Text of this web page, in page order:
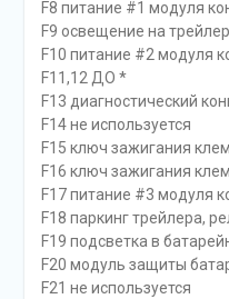
F8 питание #1 модуля
F9 освещение на
F10 питание #2 модуля
F11,12 ДО *
F13 диагностический
F14 не используется
F15 ключ зажигания
F16 ключ зажигания
F17 питание #3 модуля
F18 паркинг трейлера,
F19 подсветка в
F20 модуль защиты
F21 не используется